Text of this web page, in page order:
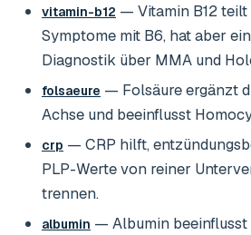
vitamin-b12 — Vitamin B12
Symptome mit B6, hat aber
Diagnostik über MMA und
folsaeure — Folsäure ergänzt
Achse und beeinflusst
crp — CRP hilft,
PLP-Werte von reiner
trennen.
albumin — Albumin beeinflusst